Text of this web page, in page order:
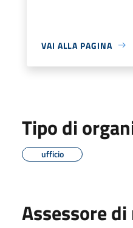
VAI ALLA PAGINA
Tipo di
ufficio
Assessore